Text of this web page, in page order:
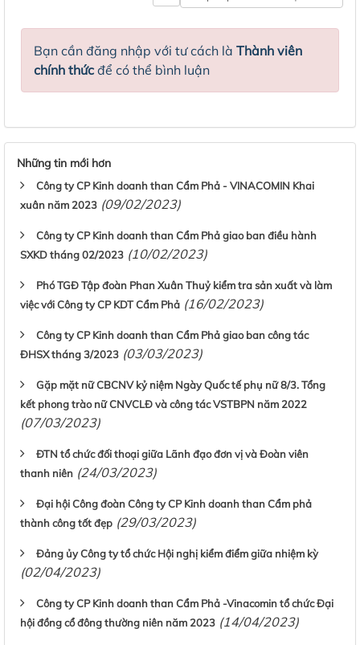
Bạn cần đăng nhập với tư cách là Thành viên
chính thức để có thể bình luận
Những tin mới hơn
Công ty CP Kinh doanh than Cẩm Phả - VINACOMIN Khai
xuân năm 2023 (09/02/2023)
Công ty CP Kinh doanh than Cẩm Phả giao ban điều hành
SXKD tháng 02/2023 (10/02/2023)
Phó TGĐ Tập đoàn Phan Xuân Thuỷ kiểm tra sản xuất và làm
việc với Công ty CP KDT Cẩm Phả (16/02/2023)
Công ty CP Kinh doanh than Cẩm Phả giao ban công tác
ĐHSX tháng 3/2023 (03/03/2023)
Gặp mặt nữ CBCNV kỷ niệm Ngày Quốc tế phụ nữ 8/3. Tổng
kết phong trào nữ CNVCLĐ và công tác VSTBPN năm 2022
(07/03/2023)
ĐTN tổ chức đối thoại giữa Lãnh đạo đơn vị và Đoàn viên
thanh niên (24/03/2023)
Đại hội Công đoàn Công ty CP Kinh doanh than Cẩm phả
thành công tốt đẹp (29/03/2023)
Đảng ủy Công ty tổ chức Hội nghị kiểm điểm giữa nhiệm kỳ
(02/04/2023)
Công ty CP Kinh doanh than Cẩm Phả -Vinacomin tổ chức Đại
hội đồng cổ đông thường niên năm 2023 (14/04/2023)